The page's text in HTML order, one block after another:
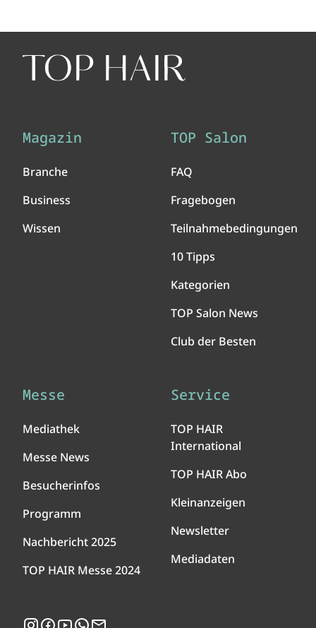
Magazin
Branche
Business
Wissen
TOP Salon
FAQ
Fragebogen
Teilnahmebedingungen
10 Tipps
Kategorien
TOP Salon News
Club der Besten
Messe
Mediathek
Messe News
Besucherinfos
Programm
Nachbericht 2025
TOP HAIR Messe 2024
Service
TOP HAIR
International
TOP HAIR Abo
Kleinanzeigen
Newsletter
Mediadaten
Instagram
Facebook
YouTubeWhatsApp